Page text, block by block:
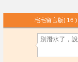
宅宅留言版( 16 )